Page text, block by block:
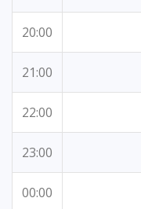
20:00
21:00
22:00
23:00
00:00